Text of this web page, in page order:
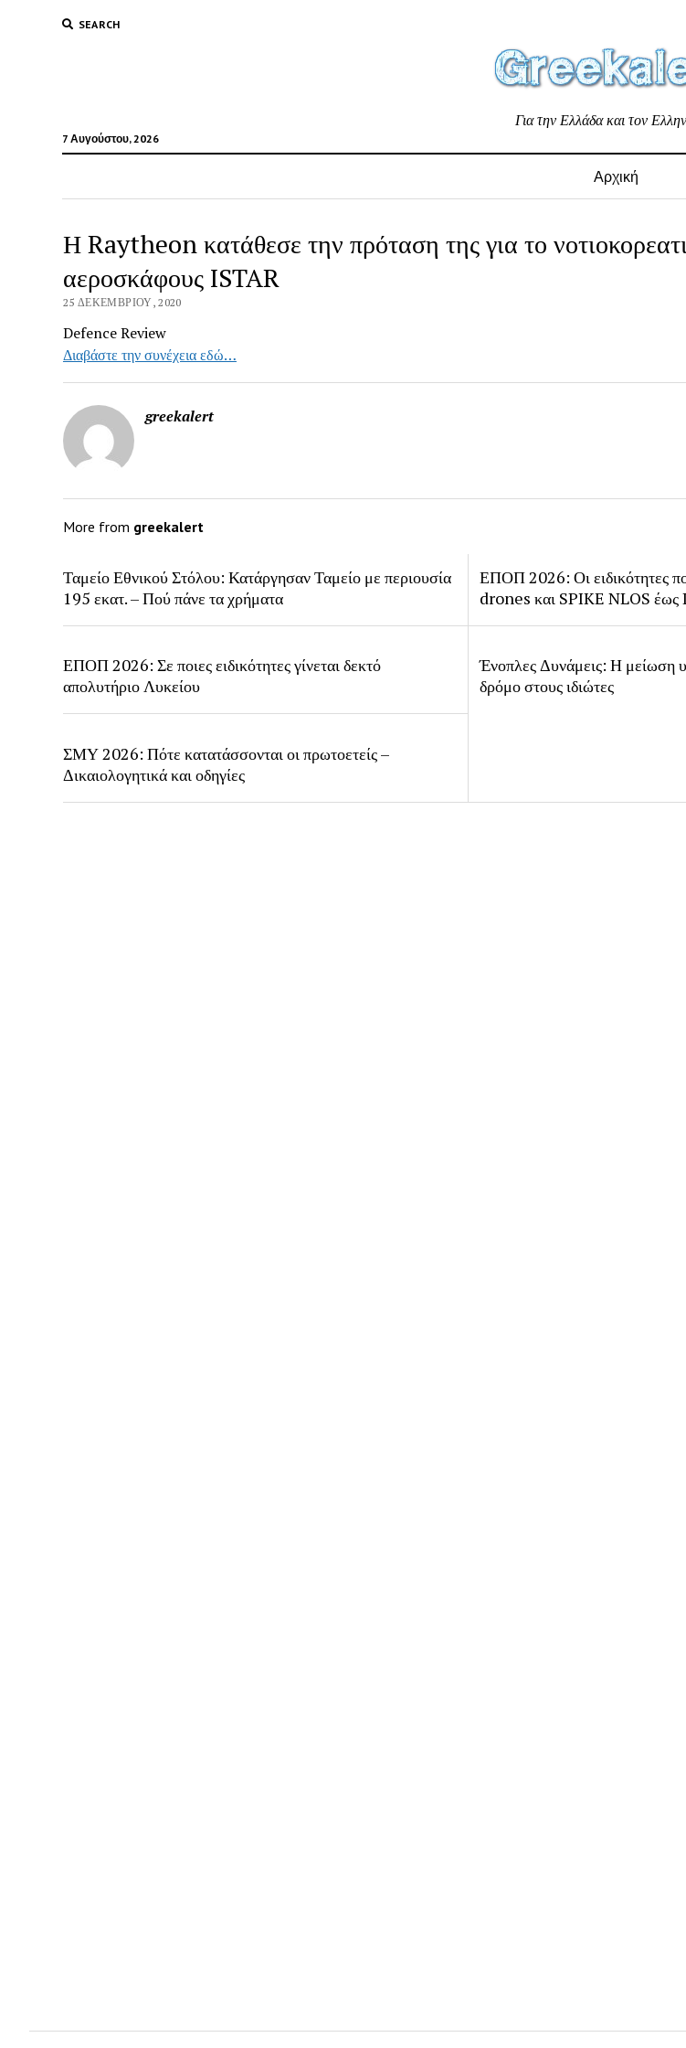
SEARCH
7 Αυγούστου, 2026
Για την Ελλάδα και τον
Αρχική
Η Raytheon κατάθεσε την πρόταση της για το
αεροσκάφους ISTAR
25 ΔΕΚΕΜΒΡΊΟΥ, 2020
Defence Review
Διαβάστε την συνέχεια εδώ…
greekalert
More from greekalert
Ταμείο Εθνικού Στόλου: Κατάργησαν Ταμείο με περιουσία
195 εκατ. – Πού πάνε τα χρήματα
ΕΠΟΠ 2026: Οι ειδικότητες
drones και SPIKE NLOS
ΕΠΟΠ 2026: Σε ποιες ειδικότητες γίνεται δεκτό
απολυτήριο Λυκείου
Ένοπλες Δυνάμεις: Η μείωση
δρόμο στους ιδιώτες
ΣΜΥ 2026: Πότε κατατάσσονται οι πρωτοετείς –
Δικαιολογητικά και οδηγίες